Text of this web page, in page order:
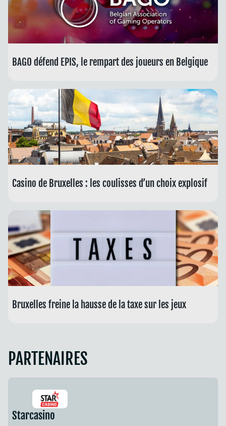
BAGO défend EPIS, le rempart des joueurs en Belgique
Casino de Bruxelles : les coulisses d’un choix explosif
Bruxelles freine la hausse de la taxe sur les jeux
PARTENAIRES
Starcasino